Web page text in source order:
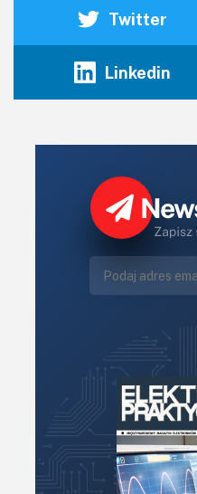
Twitter
Linkedin